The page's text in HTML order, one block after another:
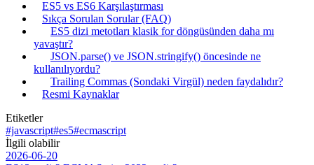
ES5 vs ES6 Karşılaştırması
Sıkça Sorulan Sorular (FAQ)
ES5 dizi metotları klasik for döngüsünden daha mı
yavaştır?
JSON.parse() ve JSON.stringify() öncesinde ne
kullanılıyordu?
Trailing Commas (Sondaki Virgül) neden faydalıdır?
Resmi Kaynaklar
Etiketler
#javascript#es5#ecmascript
İlgili olabilir
2026-06-20